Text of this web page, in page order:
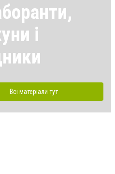
і
Всі матеріали тут